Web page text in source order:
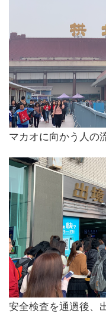
マカオに向かう人の
安全検査を通過後、